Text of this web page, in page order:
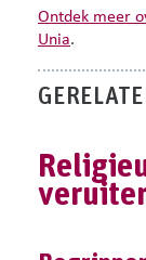
Ontdek meer
Unia.